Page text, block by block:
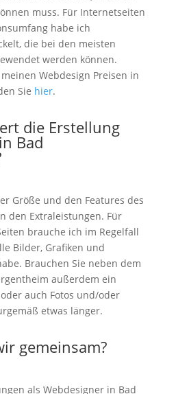
muss. Für Internetseiten
habe ich
die bei den meisten
werden können.
Webdesign Preisen in
Sie hier.
die Erstellung
Bad
Größe und den Features des
den Extraleistungen. Für
brauche ich im Regelfall
Bilder, Grafiken und
Brauchen Sie neben dem
außerdem ein
auch Fotos und/oder
etwas länger.
gemeinsam?
als Webdesigner in Bad